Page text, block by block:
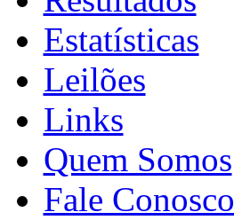
Estatísticas
Leilões
Links
Quem Somos
Fale Conosco